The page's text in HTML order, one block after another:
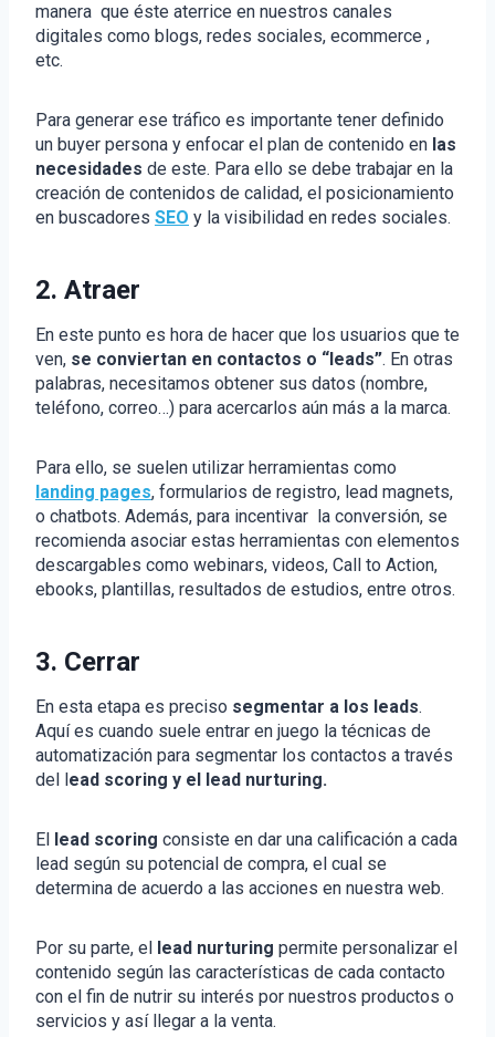
manera que éste aterrice en nuestros canales
digitales como blogs, redes sociales, ecommerce ,
etc.
Para generar ese tráfico es importante tener definido
un buyer persona y enfocar el plan de contenido en las
necesidades de este. Para ello se debe trabajar en la
creación de contenidos de calidad, el posicionamiento
en buscadores SEO y la visibilidad en redes sociales.
2. Atraer
En este punto es hora de hacer que los usuarios que te
ven, se conviertan en contactos o “leads”. En otras
palabras, necesitamos obtener sus datos (nombre,
teléfono, correo…) para acercarlos aún más a la marca.
Para ello, se suelen utilizar herramientas como
landing pages, formularios de registro, lead magnets,
o chatbots. Además, para incentivar la conversión, se
recomienda asociar estas herramientas con elementos
descargables como webinars, videos, Call to Action,
ebooks, plantillas, resultados de estudios, entre otros.
3. Cerrar
En esta etapa es preciso segmentar a los leads.
Aquí es cuando suele entrar en juego la técnicas de
automatización para segmentar los contactos a través
del l ead scoring y el lead nurturing.
El lead scoring consiste en dar una calificación a cada
lead según su potencial de compra, el cual se
determina de acuerdo a las acciones en nuestra web.
Por su parte, el lead nurturing permite personalizar el
contenido según las características de cada contacto
con el fin de nutrir su interés por nuestros productos o
servicios y así llegar a la venta.